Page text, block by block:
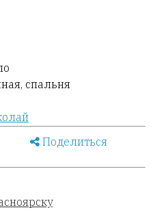
спальня
Поделиться